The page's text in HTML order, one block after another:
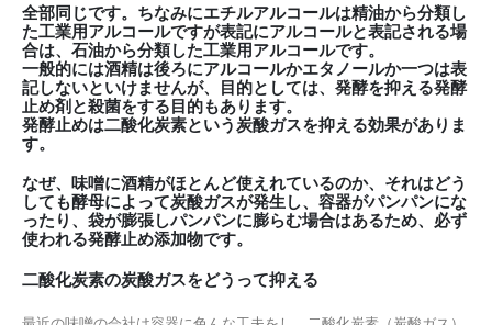
全部同じです。ちなみにエチルアルコールは精油から分類し
た工業用アルコールですが表記にアルコールと表記される場
合は、石油から分類した工業用アルコールです。
一般的には酒精は後ろにアルコールかエタノールか一つは表
記しないといけませんが、目的としては、発酵を抑える発酵
止め剤と殺菌をする目的もあります。
発酵止めは二酸化炭素という炭酸ガスを抑える効果がありま
す。
なぜ、味噌に酒精がほとんど使えれているのか、それはどう
しても酵母によって炭酸ガスが発生し、容器がパンパンにな
ったり、袋が膨張しパンパンに膨らむ場合はあるため、必ず
使われる発酵止め添加物です。
二酸化炭素の炭酸ガスをどうって抑える